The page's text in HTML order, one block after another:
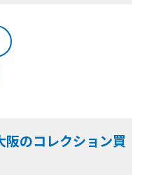
阪のコレクション買